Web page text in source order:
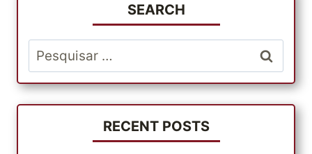
INTERNACIONAL
DE
CORTESIA
SEARCH
Pesquisar
por:
RECENT POSTS